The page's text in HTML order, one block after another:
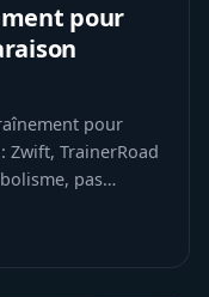
pour
pour
Zwift, TrainerRoad
pas